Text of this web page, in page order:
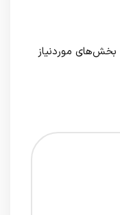
بخش‌های موردنیاز